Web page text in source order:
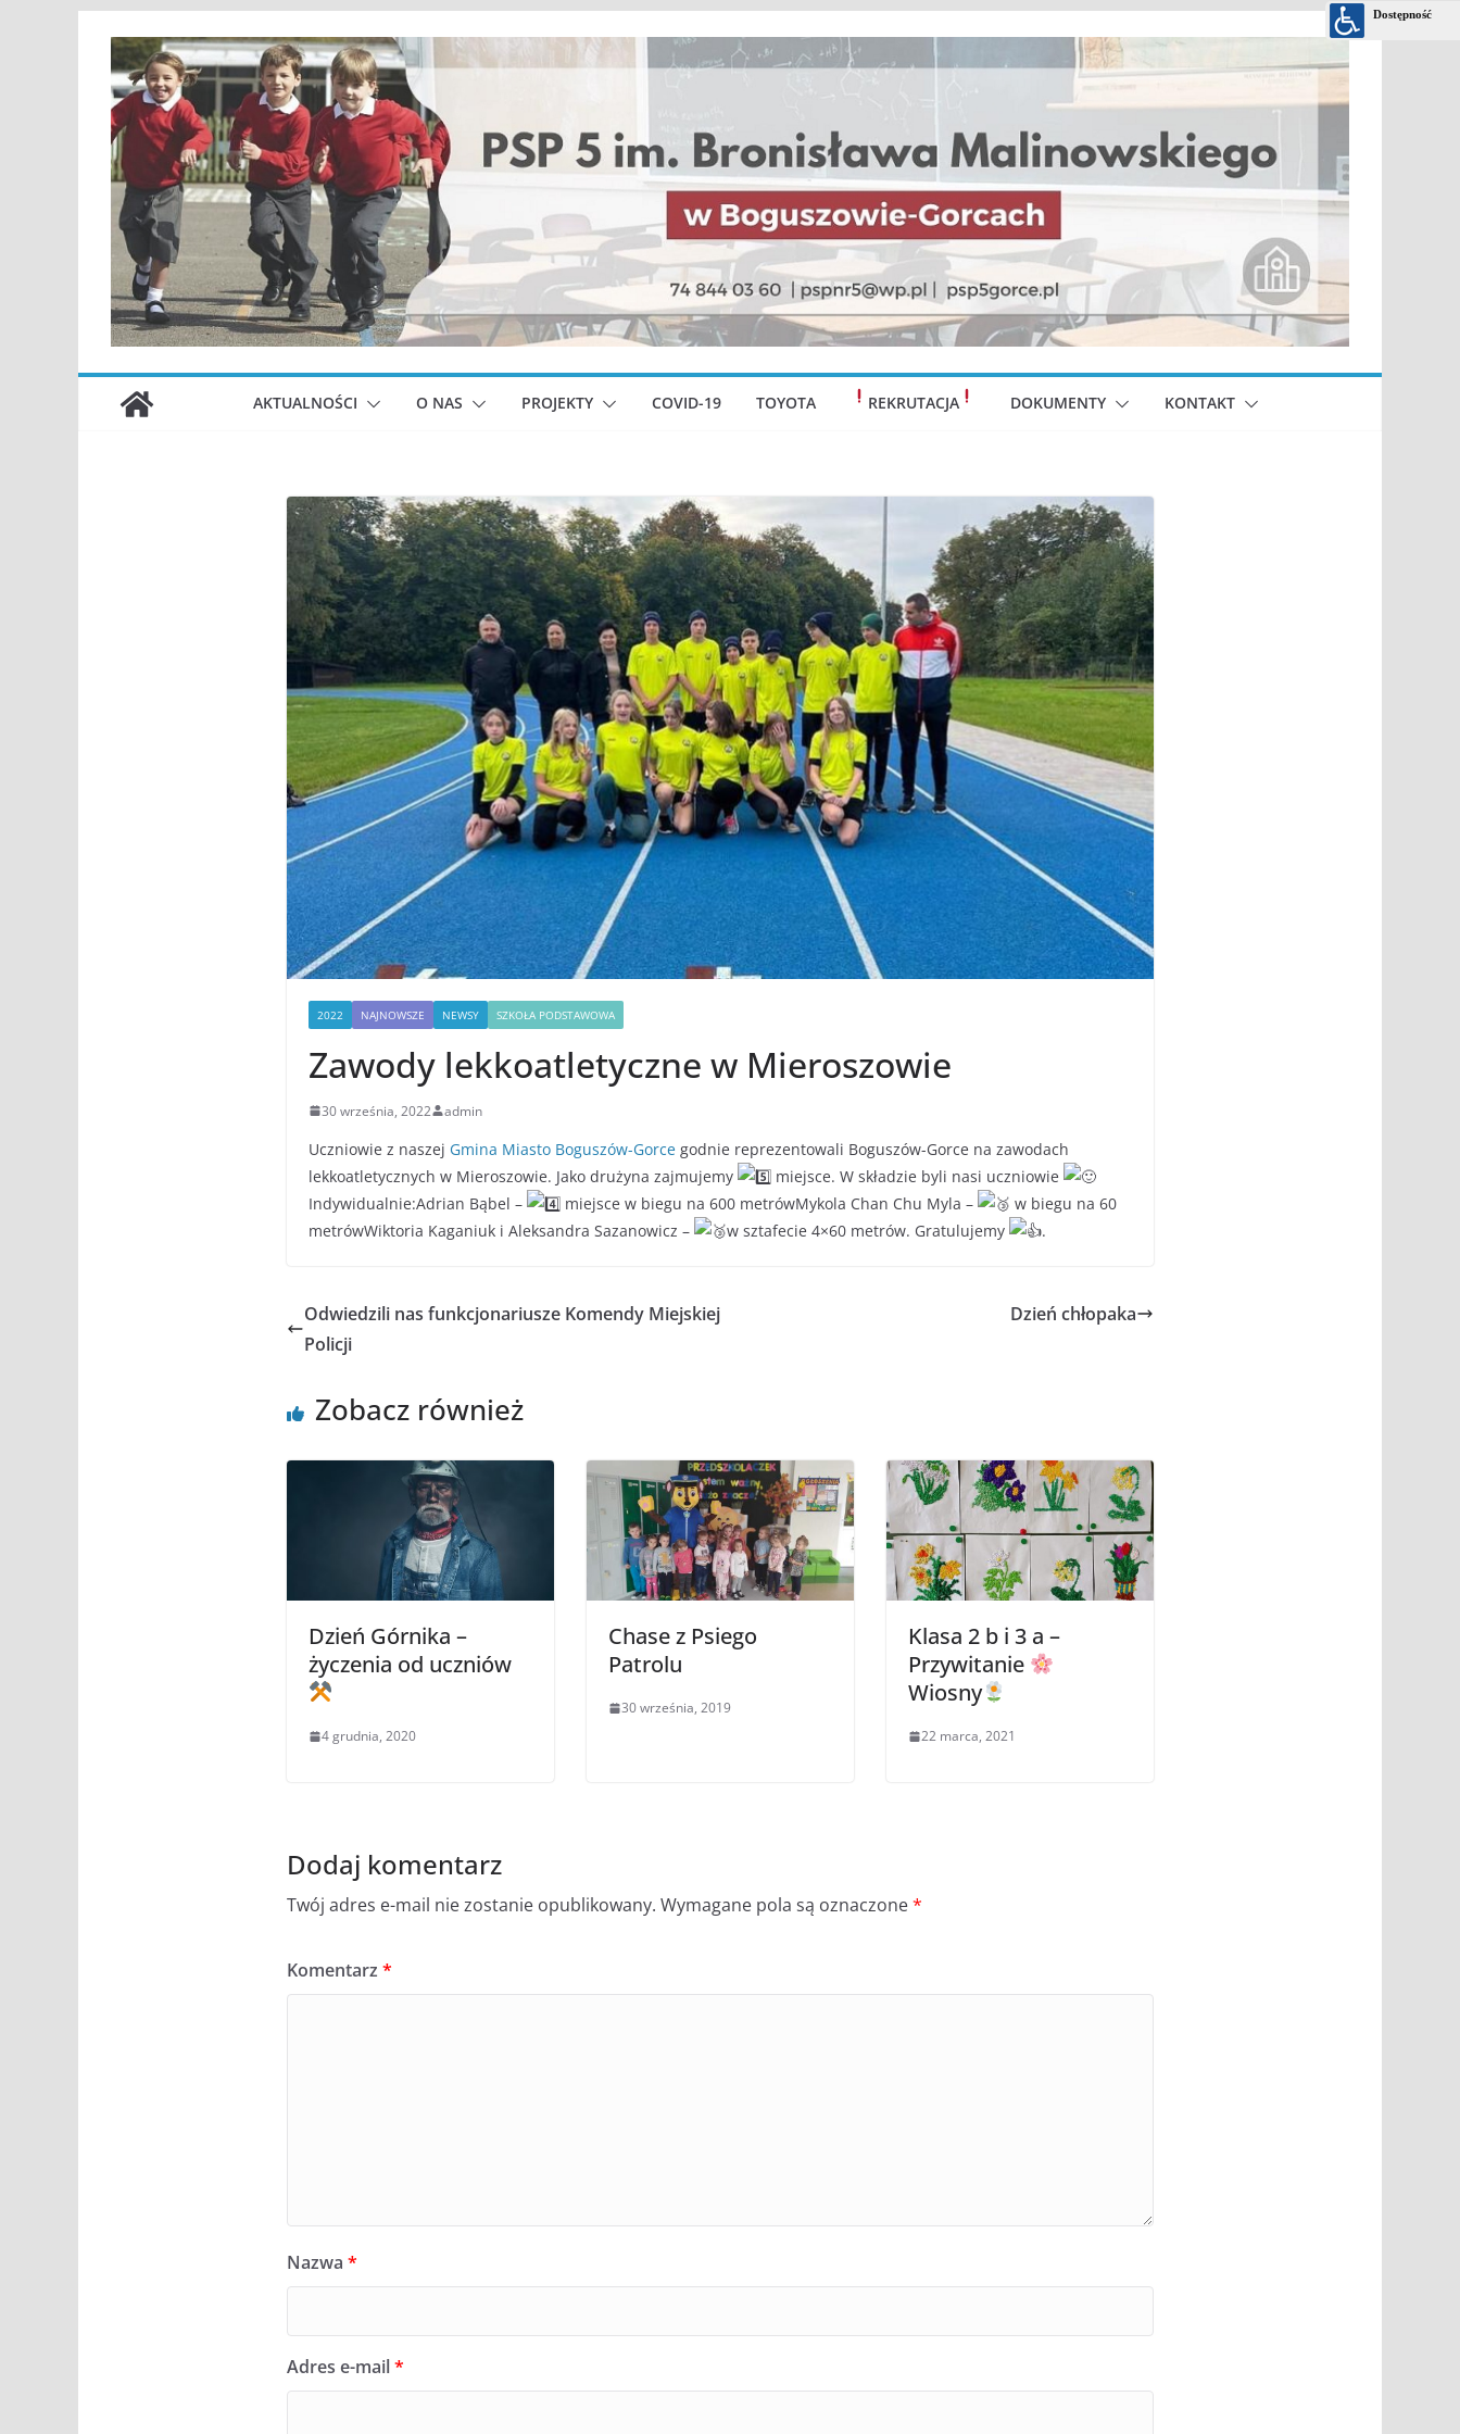
AKTUALNOŚCI O NAS PROJEKTY COVID-19 TOYOTA REKRUTACJA DOKUMENTY KONTAKT
2022 NAJNOWSZE NEWSY SZKOŁA PODSTAWOWA
Zawody lekkoatletyczne w Mieroszowie
30 września, 2022 admin
Uczniowie z naszej Gmina Miasto Boguszów-Gorcegodnie reprezentowali Boguszów-Gorce na zawodach
lekkoatletycznych w Mieroszowie. Jako drużyna zajmujemy
miejsce. W składzie byli nasi uczniowie
Indywidualnie:Adrian Bąbel –
miejsce w biegu na 600 metrówMykola Chan Chu Myla –
w biegu na 60
metrówWiktoria Kaganiuk i Aleksandra Sazanowicz –
w sztafecie 4×60 metrów. Gratulujemy .
Odwiedzili nas funkcjonariusze Komendy Miejskiej
Policji
Dzień chłopaka
Zobacz również
Dzień Górnika –
życzenia od uczniów
4 grudnia, 2020
Chase z Psiego
Patrolu
30 września, 2019
Klasa 2 b i 3 a –
Przywitanie
Wiosny
22 marca, 2021
Dodaj komentarz
Twój adres e-mail nie zostanie opublikowany. Wymagane pola są oznaczone*
Komentarz *
Nazwa *
Adres e-mail*